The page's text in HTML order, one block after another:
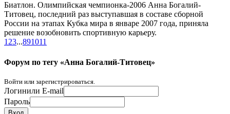
Биатлон. Олимпийская чемпионка-2006 Анна Богалий-
Титовец, последний раз выступавшая в составе сборной
России на этапах Кубка мира в январе 2007 года, приняла
решение возобновить спортивную карьеру.
1 23...891011
Форум по тегу «Анна Богалий-Титовец»
Войти или зарегистрироваться.
Логинили E-mail
Пароль